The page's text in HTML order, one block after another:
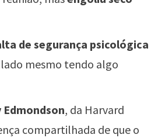
de segurança psicológica
mesmo tendo algo
Edmondson, da Harvard
compartilhada de que o